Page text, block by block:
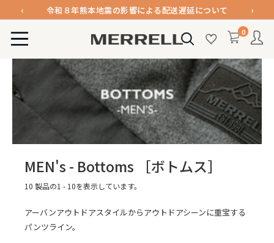
ン
‹
令和８年熊本地震の影響による配送遅延について
令和８年熊本地震の影響による配送遅延について
›
MERRELL
式
オ
ン
ラ
イ
ン
0
MEN's - Bottoms ［ボトムス］
10 製品の1 - 10を表示しています。
アーバンアウトドアスタイルからアウトドアシーンに重宝する
パンツライン。